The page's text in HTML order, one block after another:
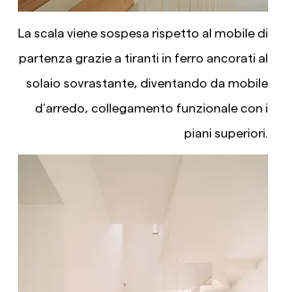
La scala viene sospesa rispetto al mobile di
partenza grazie a tiranti in ferro ancorati al
solaio sovrastante, diventando da mobile
d'arredo, collegamento funzionale con i
piani superiori.